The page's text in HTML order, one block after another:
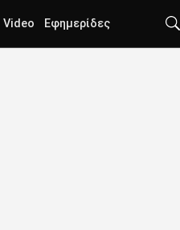
Video Εφημερίδες